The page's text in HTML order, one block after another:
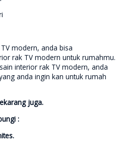
modern, anda bisa
rak TV modern untuk rumahmu.
interior rak TV modern, anda
anda ingin kan untuk rumah
juga.
: